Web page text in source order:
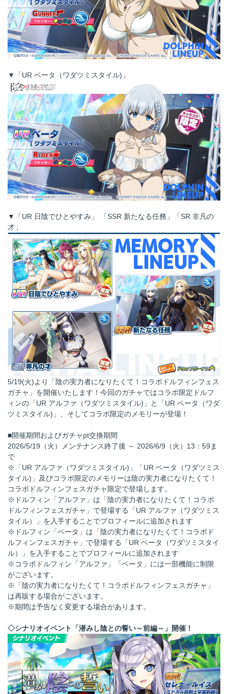
▼「UR ベータ（ワダツミスタイル)」
▼「UR 日陰でひとやすみ」 「SSR 新たなる任務」「SR 非凡の
才」
5/19(火)より「陰の実力者になりたくて！コラボドルフィンフェス
ガチャ」を開催いたします！今回のガチャではコラボ限定ドルフ
ィンの「UR アルファ（ワダツミスタイル)」と「UR ベータ（ワダ
ツミスタイル)」、そしてコラボ限定のメモリーが登場！
■開催期間およびガチャpt交換期間
2026/5/19（火）メンテナンス終了後 ～ 2026/6/9（火）13：59ま
で
※「UR アルファ（ワダツミスタイル)」「UR ベータ（ワダツミス
タイル)」及びコラボ限定のメモリーは陰の実力者になりたくて！
コラボドルフィンフェスガチャ限定で登場します。
※ドルフィン「アルファ」は「陰の実力者になりたくて！コラボ
ドルフィンフェスガチャ」で登場する「UR アルファ（ワダツミス
タイル）」を入手することでプロフィールに追加されます
※ドルフィン「ベータ」は「陰の実力者になりたくて！コラボド
ルフィンフェスガチャ」で登場する「UR ベータ（ワダツミスタイ
ル）」を入手することでプロフィールに追加されます
※コラボドルフィン「アルファ」「ベータ」には一部機能に制限
がございます。
※「陰の実力者になりたくて！コラボドルフィンフェスガチャ」
は再販する場合がございます。
※期間は予告なく変更する場合があります。
◇シナリオイベント「潜みし陰との誓い～前編～」開催！